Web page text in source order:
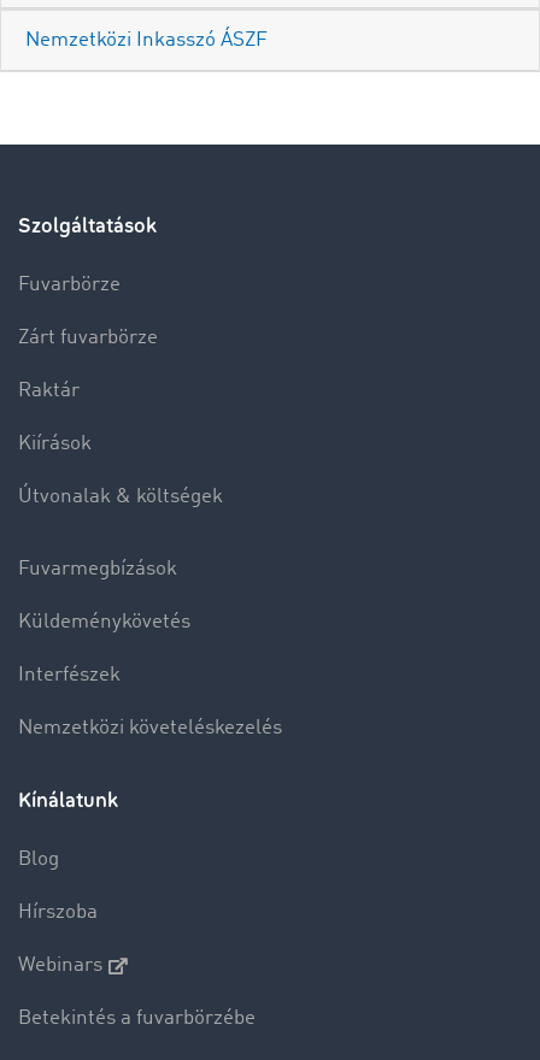
Nemzetközi Inkasszó ÁSZF
Szolgáltatások
Fuvarbörze
Zárt fuvarbörze
Raktár
Kiírások
Útvonalak & költségek
Fuvarmegbízások
Küldeménykövetés
Interfészek
Nemzetközi követeléskezelés
Kínálatunk
Blog
Hírszoba
Webinars
Betekintés a fuvarbörzébe